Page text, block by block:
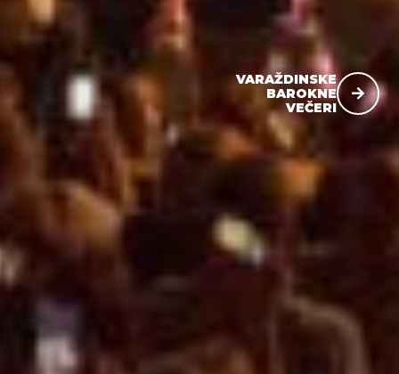
VARAŽDINSKE
BAROKNE
VEČERI